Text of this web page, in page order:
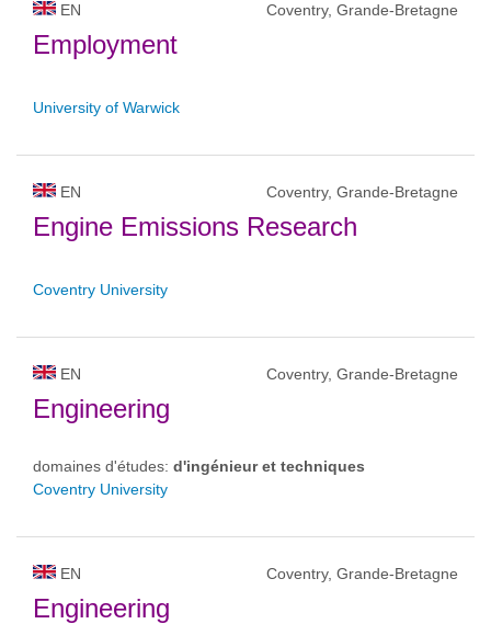
EN Coventry, Grande-Bretagne
Employment
University of Warwick
EN Coventry, Grande-Bretagne
Engine Emissions Research
Coventry University
EN Coventry, Grande-Bretagne
Engineering
domaines d'études: d'ingénieur et techniques
Coventry University
EN Coventry, Grande-Bretagne
Engineering